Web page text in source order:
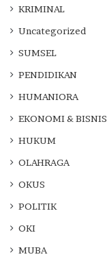
KRIMINAL
Uncategorized
SUMSEL
PENDIDIKAN
HUMANIORA
EKONOMI & BISNIS
HUKUM
OLAHRAGA
OKUS
POLITIK
OKI
MUBA